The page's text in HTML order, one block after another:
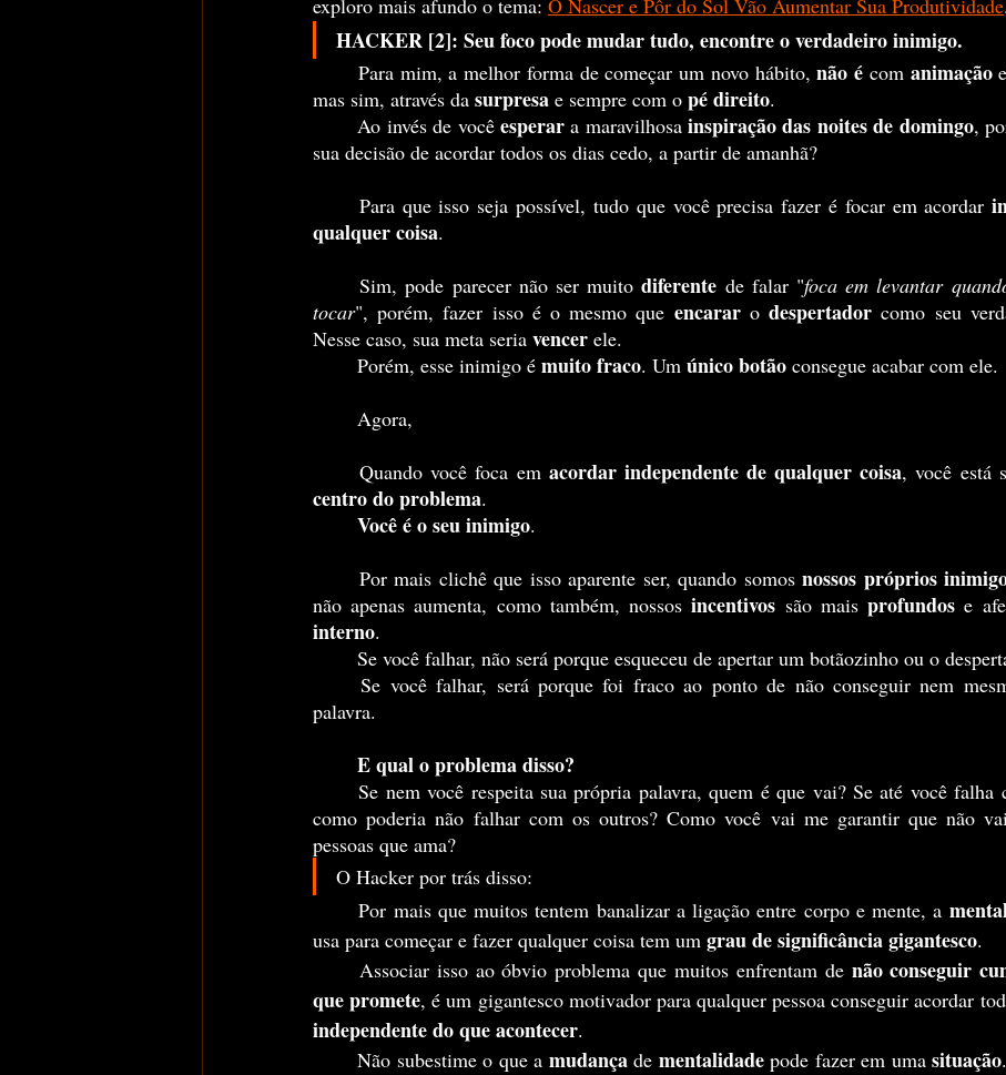
exploro mais afundo o tema: O Nascer e Pôr do Sol Vão Aumentar Sua Produtividade.
HACKER [2]: Seu foco pode mudar tudo, encontre o verdadeiro inimigo.
	Para mim, a melhor forma de começar um novo hábito,
não é com animação
mas sim, através da surpresa e sempre com o pé direito.
	Ao invés de você
esperar a maravilhosa inspiração das noites de domingo,
sua decisão de acordar todos os dias cedo, a partir de amanhã?
	Para que isso seja possível, tudo que você precisa fazer é focar em acordar
qualquer coisa.
	Sim, pode parecer não ser muito
diferente de falar "foca em levantar
tocar", porém, fazer isso é o mesmo que encarar o despertador como seu
Nesse caso, sua meta seria vencer ele.
	Porém, esse inimigo é
muito fraco. Um único botão consegue acabar com ele.
	Agora,
	Quando você foca em
acordar independente de qualquer coisa
centro do problema.
Você é o seu inimigo.
	Por mais clichê que isso aparente ser, quando somos
nossos próprios
não apenas aumenta, como também, nossos incentivos são mais profundos
interno.
Se você falhar, não será porque esqueceu de apertar um botãozinho ou o
	Se você falhar, será porque foi fraco ao ponto de não conseguir nem mesmo seguir a sua
palavra.
E qual o problema disso?
	Se nem você respeita sua própria palavra, quem é que vai? Se até você falha consigo mesmo,
como poderia não falhar com os outros? Como você vai me garantir que não
pessoas que ama?
O Hacker por trás disso:
	Por mais que muitos tentem banalizar a ligação entre corpo e mente, a
usa para começar e fazer qualquer coisa tem um grau de significância gigantesco.
	Associar isso ao óbvio problema que muitos enfrentam de
não conseguir
que promete, é um gigantesco motivador para qualquer pessoa conseguir acordar
independente do que acontecer.
	Não subestime o que a
mudança de mentalidade pode fazer em uma situação